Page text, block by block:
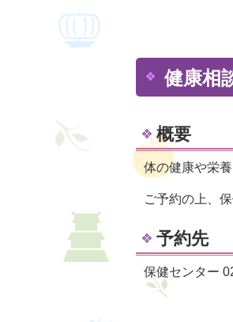
健康相
概要
体の健康や栄
ご予約の上、
予約先
保健センター